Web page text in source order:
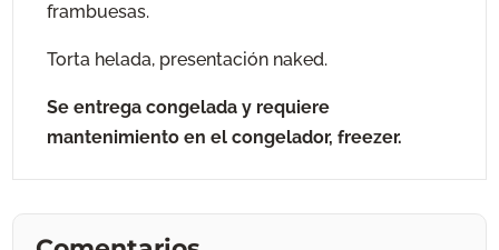
frambuesas.
Torta helada, presentación naked.
Se entrega congelada y requiere
mantenimiento en el congelador, freezer.